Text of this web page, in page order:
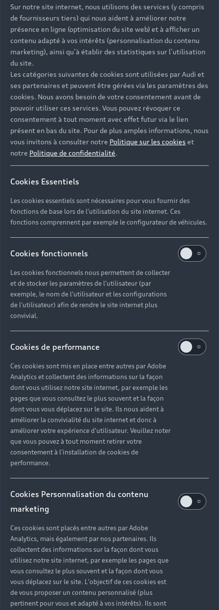
Sur notre site internet, nous utilisons des services (y compris
de fournisseurs tiers) qui nous aident à améliorer notre
présence en ligne (optimisation du site web) et à afficher un
contenu adapté à vos intérêts (personnalisation du contenu
marketing), ainsi qu’à établir des statistiques sur l’utilisation
du site.
Les catégories suivantes de cookies sont utilisées par Audi et
ses partenaires et peuvent être gérées via les paramètres des
cookies. Nous avons besoin de votre consentement avant de
pouvoir utiliser ces services. Vous pouvez révoquer ce
consentement à tout moment avec effet futur via le lien
présent en bas du site. Pour de plus amples informations, nous
vous invitons à consulter notre Politique sur les cookies et
notre Politique de confidentialité.
Cookies Essentiels
Les cookies essentiels sont nécessaires pour vous fournir des
fonctions de base lors de l'utilisation du site internet. Ces
fonctions comprennent par exemple le configurateur de véhicules.
Cookies fonctionnels
Les cookies fonctionnels nous permettent de collecter
et de stocker les paramètres de l'utilisateur (par
exemple, le nom de l'utilisateur et les configurations
de l'utilisateur) afin de rendre le site internet plus
convivial.
Cookies de performance
Ces cookies sont mis en place entre autres par Adobe
Analytics et collectent des informations sur la façon
dont vous utilisez notre site internet, par exemple les
pages que vous consultez le plus souvent et la façon
dont vous vous déplacez sur le site. Ils nous aident à
améliorer la convivialité du site internet et donc à
améliorer votre expérience d'utilisateur. Veuillez noter
que vous pouvez à tout moment retirer votre
consentement à l'installation de cookies de
performance.
Cookies Personnalisation du contenu
marketing
Ces cookies sont placés entre autres par Adobe
Analytics, mais également par nos partenaires. Ils
collectent des informations sur la façon dont vous
utilisez notre site internet, par exemple les pages que
vous consultez le plus souvent et la façon dont vous
vous déplacez sur le site. L'objectif de ces cookies est
de vous proposer un contenu personnalisé (plus
pertinent pour vous et adapté à vos intérêts). Ils sont